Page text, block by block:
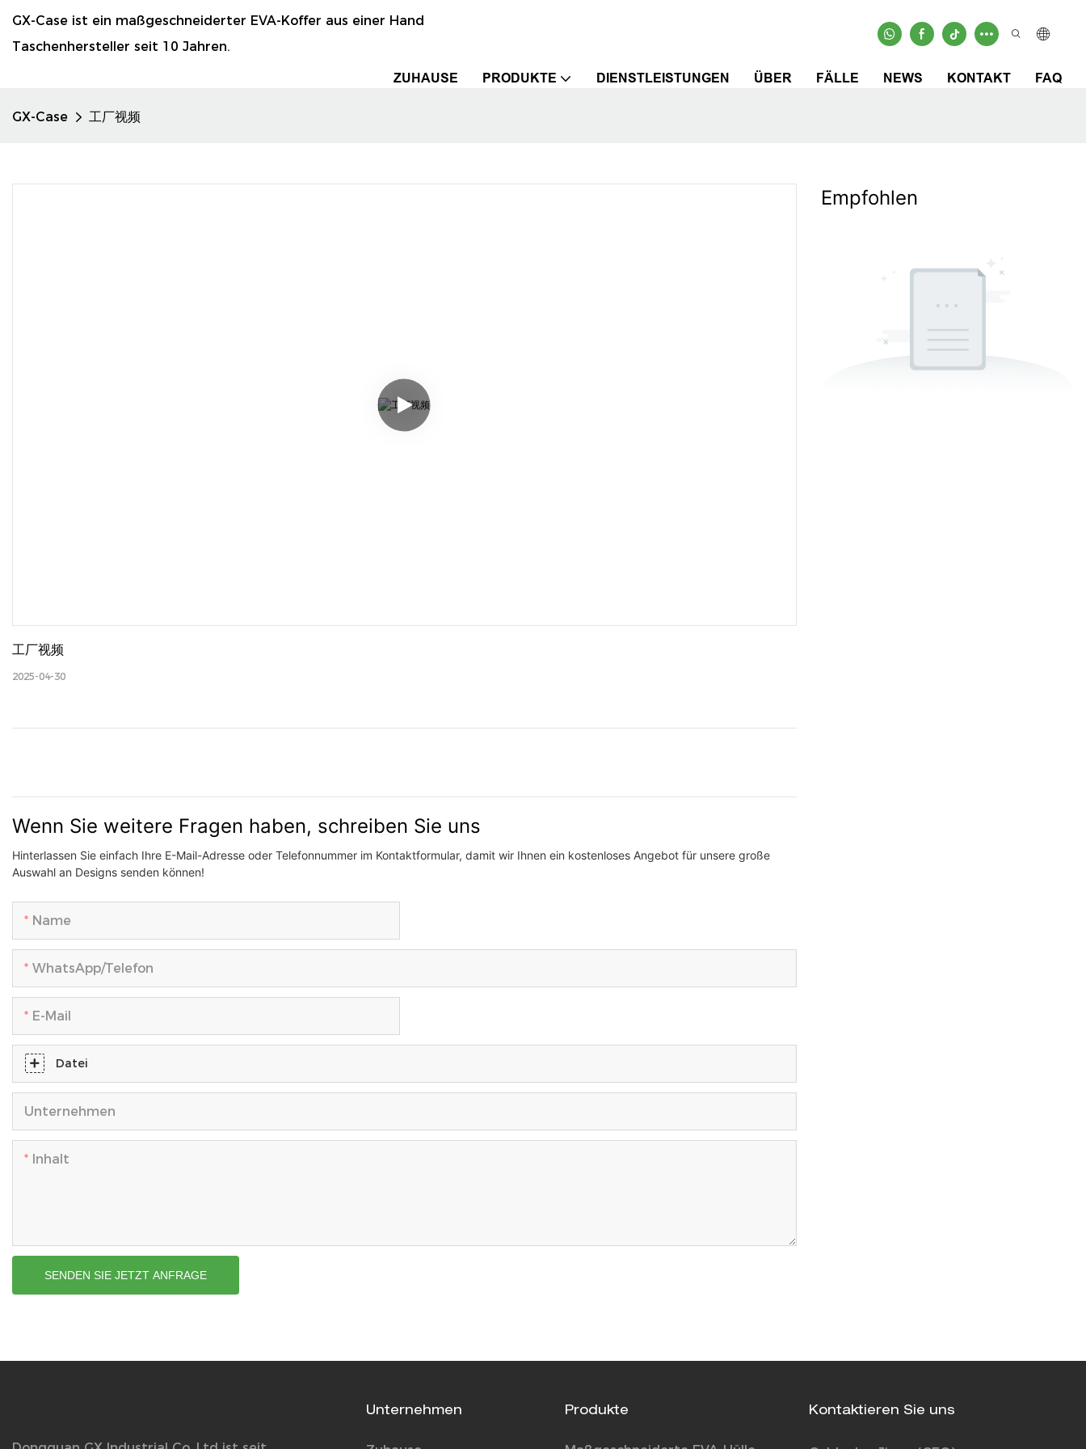
GX-Case ist ein maßgeschneiderter EVA-Koffer aus einer Hand
Taschenhersteller seit 10 Jahren.
ZUHAUSE PRODUKTE DIENSTLEISTUNGEN ÜBER FÄLLE NEWS KONTAKT FAQ
GX-Case 工厂视频
工厂视频
2025-04-30
Wenn Sie weitere Fragen haben, schreiben Sie uns
Hinterlassen Sie einfach Ihre E-Mail-Adresse oder Telefonnummer im Kontaktformular, damit wir Ihnen ein kostenloses Angebot für unsere große
Auswahl an Designs senden können!
Name
WhatsApp/Telefon
E-Mail
Datei
Unternehmen
Inhalt
SENDEN SIE JETZT ANFRAGE
Empfohlen
Unternehmen Produkte Kontaktieren Sie uns